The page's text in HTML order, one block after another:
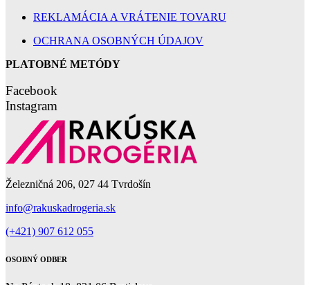
REKLAMÁCIA A VRÁTENIE TOVARU
OCHRANA OSOBNÝCH ÚDAJOV
PLATOBNÉ METÓDY
Facebook
Instagram
Železničná 206, 027 44 Tvrdošín
info@rakuskadrogeria.sk
(+421) 907 612 055
OSOBNÝ ODBER